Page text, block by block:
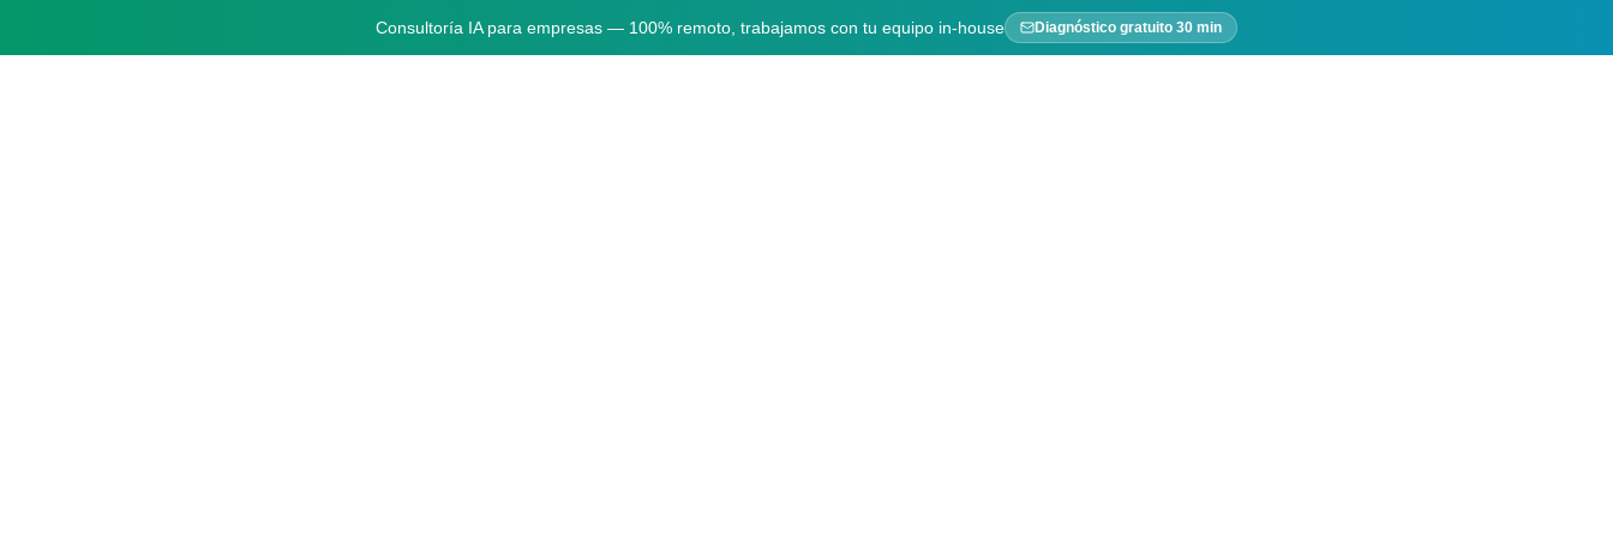
Consultoría IA para empresas — 100% remoto, trabajamos con tu equipo in-house Diagnóstico gratuito 30 min